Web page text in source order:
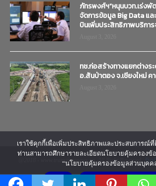
ภัทรพงศ์ฯ”หนุนบวท.เร่งพั
จัดการข้อมูล Big Data แล
บินเพิ่มประสิทธิภาพบริการ
ทช.ก่อสร้างทางแยกต่างร
อ.สันป่าตอง จ.เชียงใหม่
@2018 - www.transtimenews.co. All Right Reserved. รับท
เราใช้คุกกี้เพื่อเพิ่มประสิทธิภาพและประสบการณ์ที่
ท่านสามารถศึกษารายละเอียดนโยบายคุ้มครอง
“นโยบายคุ้มครองข้อมูลส่วนบุคค
ยอมรับ นโยบายคุ้มครองข้อมูล